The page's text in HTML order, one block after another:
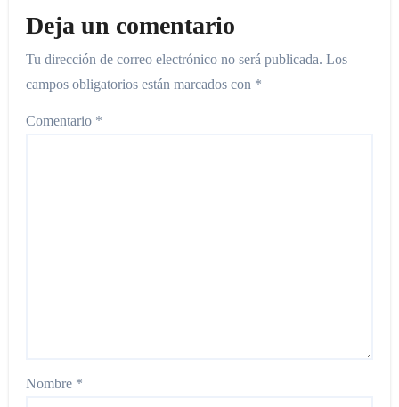
Deja un comentario
Tu dirección de correo electrónico no será publicada. Los
campos obligatorios están marcados con *
Comentario *
Nombre *